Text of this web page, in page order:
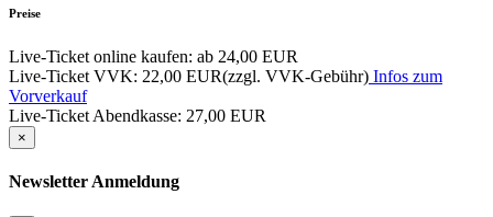
Preise
Live-Ticket online kaufen: ab 24,00 EUR
Live-Ticket VVK: 22,00 EUR(zzgl. VVK-Gebühr) Infos zum
Vorverkauf
Live-Ticket Abendkasse: 27,00 EUR
×
Newsletter Anmeldung